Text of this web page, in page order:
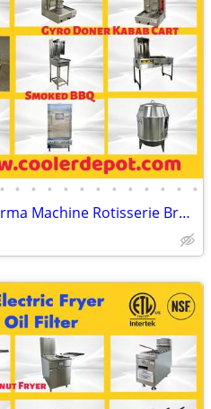
• • • • • • • • • • • • •
shish kabab broiler Shawarma Machine Rotisserie Broiler Radiant CharBr